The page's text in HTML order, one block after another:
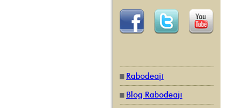
Rabodeají
Blog Rabodeají